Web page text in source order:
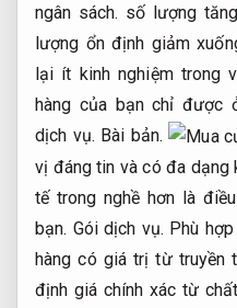
ngân sách. số lượng
lượng ổn định giảm
lại ít kinh nghiệm trong
hàng của bạn chỉ được
dịch vụ. Bài bản.
vị đáng tin và có đa dạng
tế trong nghề hơn là
bạn. Gói dịch vụ. Phù
hàng có giá trị từ truyền
định giá chính xác từ